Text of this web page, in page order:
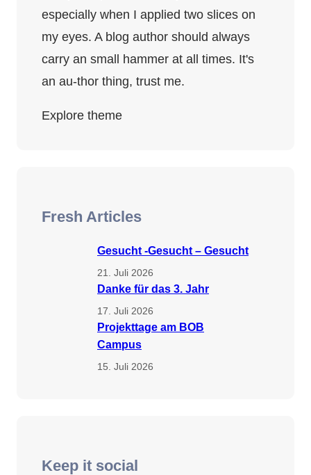
especially when I applied two slices on
my eyes. A blog author should always
carry an small hammer at all times. It's
an au-thor thing, trust me.
Explore theme
Fresh Articles
Gesucht -Gesucht – Gesucht
21. Juli 2026
Danke für das 3. Jahr
17. Juli 2026
Projekttage am BOB
Campus
15. Juli 2026
Keep it social